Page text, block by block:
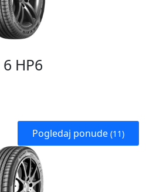
HP6
Pogledaj ponude (11)